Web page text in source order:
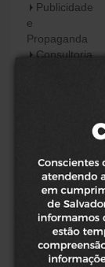
Publicidade
e
Propaganda
Consultoria
Design |
Redesign
Assessoria
de Imprensa
Publicações
Produção